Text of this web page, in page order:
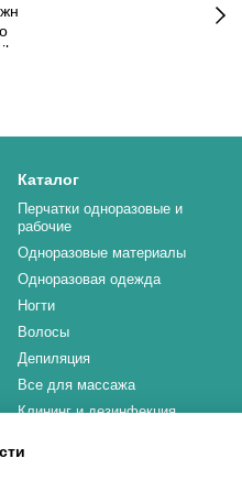
Каталог
Перчатки одноразовые и
рабочие
Одноразовые материалы
Одноразовая одежда
Ногти
Волосы
Депиляция
Все для массажа
Клининг и дезинфекция